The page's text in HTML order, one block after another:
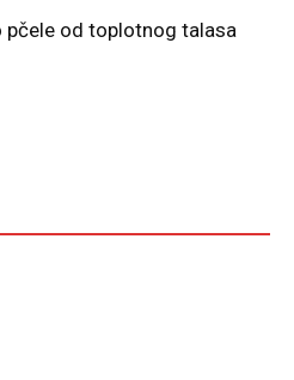
od toplotnog talasa